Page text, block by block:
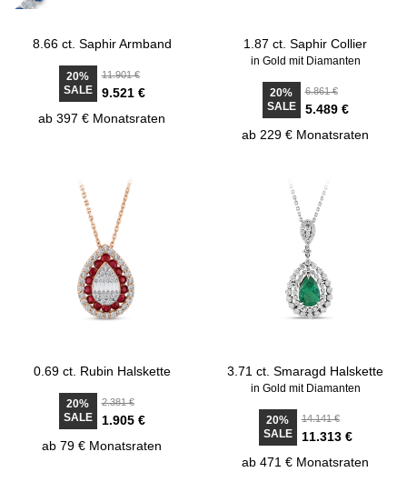
8.66 ct. Saphir Armband
20%
SALE
11.901 €
9.521 €
ab 397 € Monatsraten
1.87 ct. Saphir Collier
in Gold mit Diamanten
20%
SALE
6.861 €
5.489 €
ab 229 € Monatsraten
0.69 ct. Rubin Halskette
20%
SALE
2.381 €
1.905 €
ab 79 € Monatsraten
3.71 ct. Smaragd Halskette
in Gold mit Diamanten
20%
SALE
14.141 €
11.313 €
ab 471 € Monatsraten